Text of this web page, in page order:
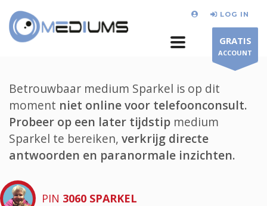
LOG IN
GRATIS
ACCOUNT
Betrouwbaar medium Sparkel is op dit
moment niet online voor telefoonconsult.
Probeer op een later tijdstip medium
Sparkel te bereiken, verkrijg directe
antwoorden en paranormale inzichten.
PIN 3060 SPARKEL